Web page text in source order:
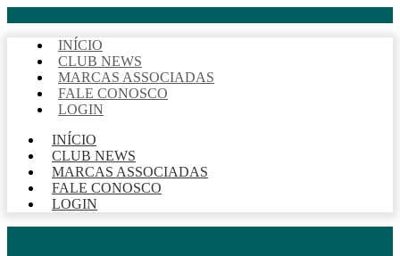
INÍCIO
CLUB NEWS
MARCAS ASSOCIADAS
FALE CONOSCO
LOGIN
INÍCIO
CLUB NEWS
MARCAS ASSOCIADAS
FALE CONOSCO
LOGIN